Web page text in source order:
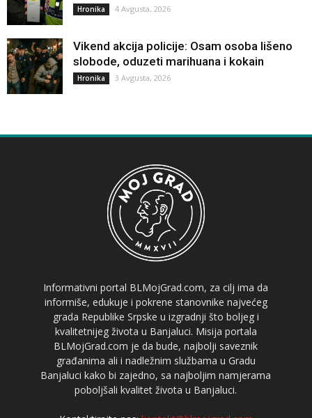
Hronika 4 Avgusta, 2026
Vikend akcija policije: Osam osoba lišeno
slobode, oduzeti marihuana i kokain
Hronika 3 Avgusta, 2026
Informativni portal BLMojGrad.com, za cilj ima da
informiše, edukuje i pokrene stanovnike najvećeg
grada Republike Srpske u izgradnji što boljeg i
kvalitetnijeg života u Banjaluci. Misija portala
BLMojGrad.com je da bude, najbolji saveznik
građanima ali i nadležnim službama u Gradu
Banjaluci kako bi zajedno, sa najboljim namjerama
poboljšali kvalitet života u Banjaluci.